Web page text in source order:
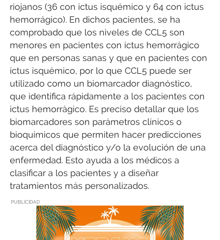
riojanos (36 con ictus isquémico y 64 con ictus
hemorrágico). En dichos pacientes, se ha
comprobado que los niveles de CCL5 son
menores en pacientes con ictus hemorrágico
que en personas sanas y que en pacientes con
ictus isquémico, por lo que CCL5 puede ser
utilizado como un biomarcador diagnóstico,
que identifica rápidamente a los pacientes con
ictus hemorrágico. Es preciso detallar que los
biomarcadores son parámetros clínicos o
bioquímicos que permiten hacer predicciones
acerca del diagnóstico y/o la evolución de una
enfermedad. Esto ayuda a los médicos a
clasificar a los pacientes y a diseñar
tratamientos más personalizados.
PUBLICIDAD